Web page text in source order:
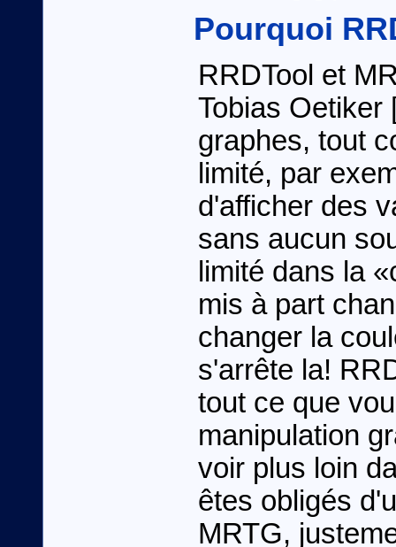
Pourquoi
RRDTool et
Tobias Oetiker
graphes, tout
limité, par
d'afficher des
sans aucun
limité dans la
mis à part
changer la
s'arrête la!
tout ce que
manipulation
voir plus loin
êtes obligés
MRTG,